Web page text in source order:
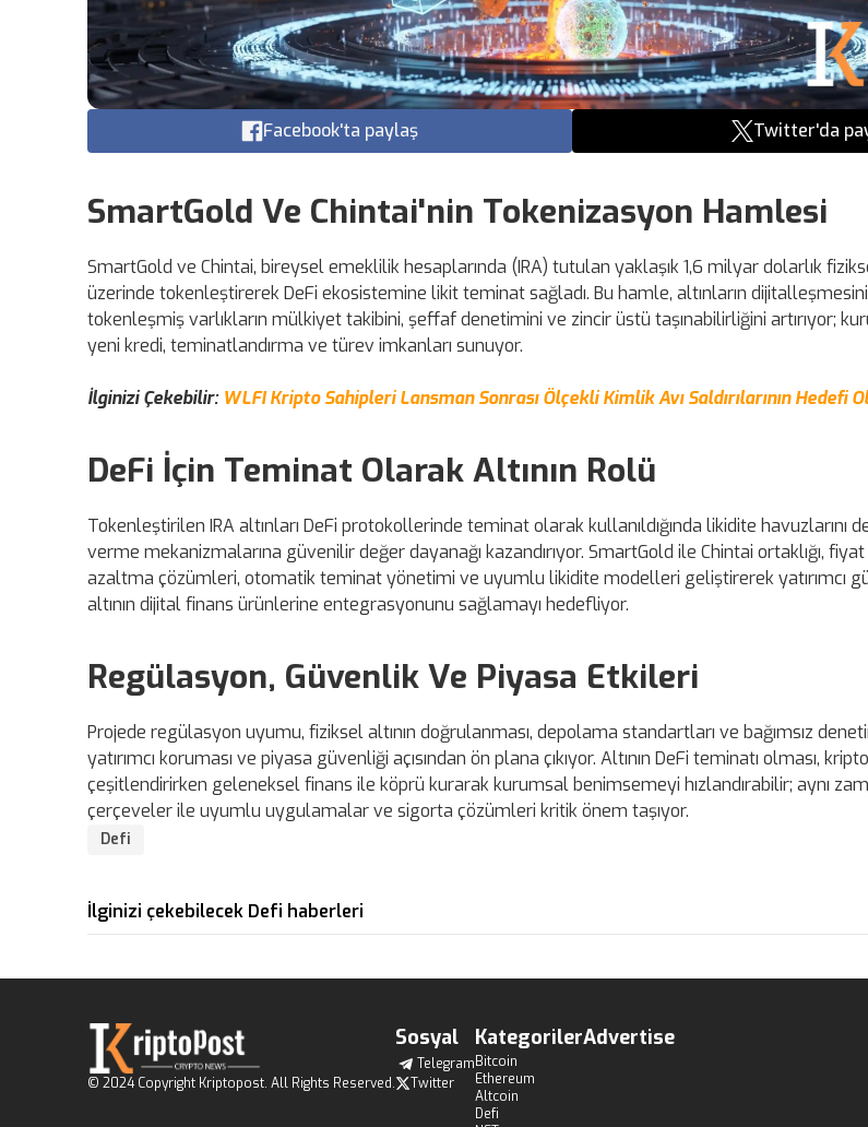
Facebook'ta paylaş Twitter'da
SmartGold Ve Chintai'nin Tokenizasyon Hamlesi
SmartGold ve Chintai, bireysel emeklilik hesaplarında (IRA) tutulan yaklaşık 1,6 milyar dolarlık
üzerinde tokenleştirerek DeFi ekosistemine likit teminat sağladı. Bu hamle, altınların dijitalleşmesini
tokenleşmiş varlıkların mülkiyet takibini, şeffaf denetimini ve zincir üstü taşınabilirliğini artırıyor;
yeni kredi, teminatlandırma ve türev imkanları sunuyor.
İlginizi Çekebilir: WLFI Kripto Sahipleri Lansman Sonrası Ölçekli Kimlik Avı Saldırılarının Hedefi
DeFi İçin Teminat Olarak Altının Rolü
Tokenleştirilen IRA altınları DeFi protokollerinde teminat olarak kullanıldığında likidite havuzlarını
verme mekanizmalarına güvenilir değer dayanağı kazandırıyor. SmartGold ile Chintai ortaklığı, fiyat
azaltma çözümleri, otomatik teminat yönetimi ve uyumlu likidite modelleri geliştirerek yatırımcı
altının dijital finans ürünlerine entegrasyonunu sağlamayı hedefliyor.
Regülasyon, Güvenlik Ve Piyasa Etkileri
Projede regülasyon uyumu, fiziksel altının doğrulanması, depolama standartları ve bağımsız
yatırımcı koruması ve piyasa güvenliği açısından ön plana çıkıyor. Altının DeFi teminatı olması,
çeşitlendirirken geleneksel finans ile köprü kurarak kurumsal benimsemeyi hızlandırabilir; aynı
çerçeveler ile uyumlu uygulamalar ve sigorta çözümleri kritik önem taşıyor.
Defi
İlginizi çekebilecek Defi haberleri
© 2024 Copyright Kriptopost. All Rights Reserved.
Sosyal
Telegram
Twitter
Kategoriler
Bitcoin
Ethereum
Altcoin
Defi
Advertise